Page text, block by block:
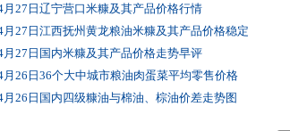
月27日辽宁营口米糠及其产品价格行情
月27日江西抚州黄龙粮油米糠及其产品价格稳定
月27日国内米糠及其产品价格走势早评
月26日36个大中城市粮油肉蛋菜平均零售价格
月26日国内四级糠油与棉油、棕油价差走势图